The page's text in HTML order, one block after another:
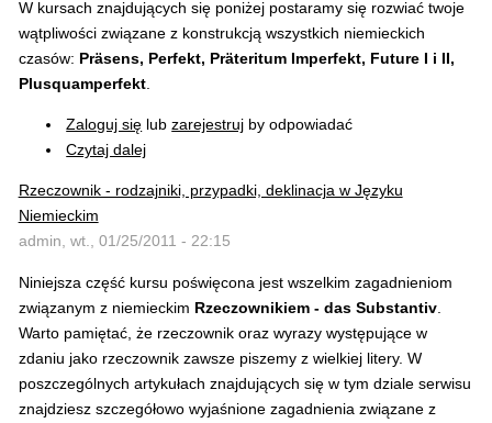
W kursach znajdujących się poniżej postaramy się rozwiać twoje
wątpliwości związane z konstrukcją wszystkich niemieckich
czasów: Präsens, Perfekt, Präteritum Imperfekt, Future I i II,
Plusquamperfekt.
Zaloguj się lubzarejestruj by odpowiadać
Czytaj dalej
Rzeczownik - rodzajniki, przypadki, deklinacja w Języku
Niemieckim
admin, wt., 01/25/2011 - 22:15
Niniejsza część kursu poświęcona jest wszelkim zagadnieniom
związanym z niemieckim Rzeczownikiem - das Substantiv.
Warto pamiętać, że rzeczownik oraz wyrazy występujące w
zdaniu jako rzeczownik zawsze piszemy z wielkiej litery. W
poszczególnych artykułach znajdujących się w tym dziale serwisu
znajdziesz szczegółowo wyjaśnione zagadnienia związane z